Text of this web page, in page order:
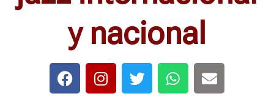
y nacional